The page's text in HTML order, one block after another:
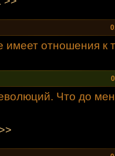
имеет отношения к
Что до